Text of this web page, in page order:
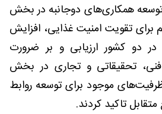
همکاری‌های دوجانبه در بخش
برای تقویت امنیت غذایی، افزایش
در دو کشور ارزیابی و بر ضرورت
تحقیقاتی و تجاری در بخش
موجود برای توسعه روابط
تاکید کردند.